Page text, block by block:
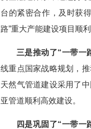
台的紧密合作，及时获
路”重大产能建设项目顺利
三是推动了“一带一
线重点国家战略规划，
天然气管道建设采用了
亚管道顺利高效建设。
四是巩固了“一带一